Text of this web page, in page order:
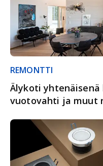
REMONTTI
Älykoti
vuotovahti ja muut